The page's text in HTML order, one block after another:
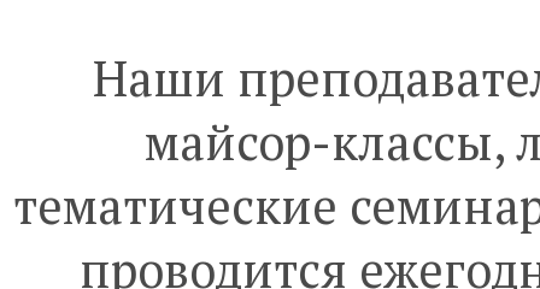
Наши
майсор-классы,
тематические
проводится